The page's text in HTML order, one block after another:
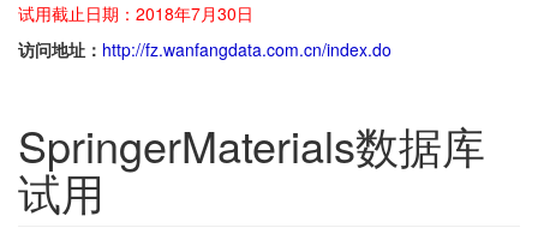
试用截止日期：2018年7月30日
访问地址： http://fz.wanfangdata.com.cn/index.do
SpringerMaterials数据库
试用